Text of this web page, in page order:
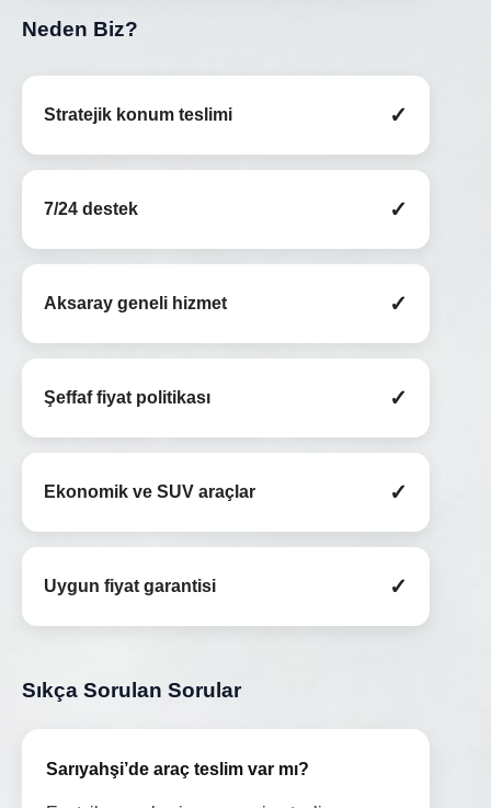
Neden Biz?
Stratejik konum teslimi ✓
7/24 destek ✓
Aksaray geneli hizmet ✓
Şeffaf fiyat politikası ✓
Ekonomik ve SUV araçlar ✓
Uygun fiyat garantisi ✓
Sıkça Sorulan Sorular
Sarıyahşi’de araç teslim var mı?